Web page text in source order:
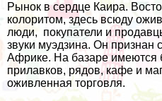
Рынок в сердце Каира.
колоритом, здесь всюду
люди, покупатели и
звуки муэдзина. Он
Африке. На базаре имеются
прилавков, рядов, кафе и
оживленная торговля.